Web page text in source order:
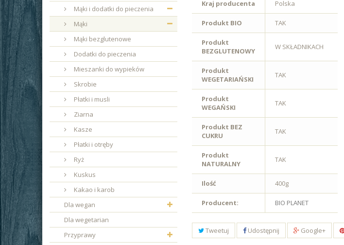
Mąki i dodatki do pieczenia
Mąki
Mąki bezglutenowe
Dodatki do pieczenia
Mieszanki do wypieków
Skrobie
Płatki i musli
Ziarna
Kasze
Płatki i otręby
Ryż
Kuskus
Kakao i karob
Dla wegan
Dla wegetarian
Przyprawy
Kraj producenta Polska
Produkt BIO TAK
Produkt
BEZGLUTENOWY
W SKŁADNIKACH
Produkt
WEGETARIAŃSKI
TAK
Produkt
WEGAŃSKI
TAK
Produkt BEZ
CUKRU
TAK
Produkt
NATURALNY
TAK
Ilość 400g
Producent: BIO PLANET
Tweetuj Udostępnij Google+